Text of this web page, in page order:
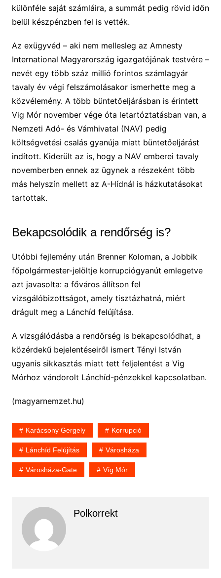
különféle saját számláira, a summát pedig rövid időn
belül készpénzben fel is vették.
Az exügyvéd – aki nem mellesleg az Amnesty
International Magyarország igazgatójának testvére –
nevét egy több száz millió forintos számlagyár
tavaly év végi felszámolásakor ismerhette meg a
közvélemény. A több büntetőeljárásban is érintett
Vig Mór november vége óta letartóztatásban van, a
Nemzeti Adó- és Vámhivatal (NAV) pedig
költségvetési csalás gyanúja miatt büntetőeljárást
indított. Kiderült az is, hogy a NAV emberei tavaly
novemberben ennek az ügynek a részeként több
más helyszín mellett az A-Hídnál is házkutatásokat
tartottak.
Bekapcsolódik a rendőrség is?
Utóbbi fejlemény után Brenner Koloman, a Jobbik
főpolgármester-jelöltje korrupciógyanút emlegetve
azt javasolta: a főváros állítson fel
vizsgálóbizottságot, amely tisztázhatná, miért
drágult meg a Lánchíd felújítása.
A vizsgálódásba a rendőrség is bekapcsolódhat, a
közérdekű bejelentéseiről ismert Tényi István
ugyanis sikkasztás miatt tett feljelentést a Vig
Mórhoz vándorolt Lánchíd-pénzekkel kapcsolatban.
(magyarnemzet.hu)
Karácsony Gergely Korrupció
Lánchíd Felújítás Városháza
Városháza-Gate Víg Mór
Polkorrekt